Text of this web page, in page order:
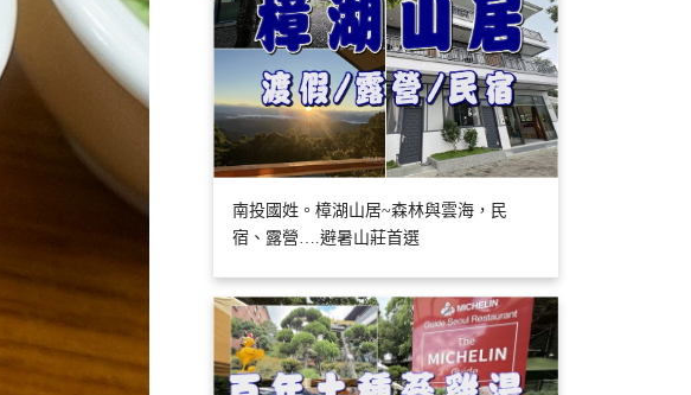
南投國姓。樟湖山居~森林與雲海，民
宿、露營….避暑山莊首選